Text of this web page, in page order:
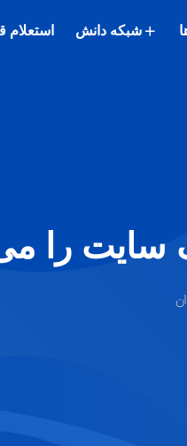
شبکه دانش استعلام
را